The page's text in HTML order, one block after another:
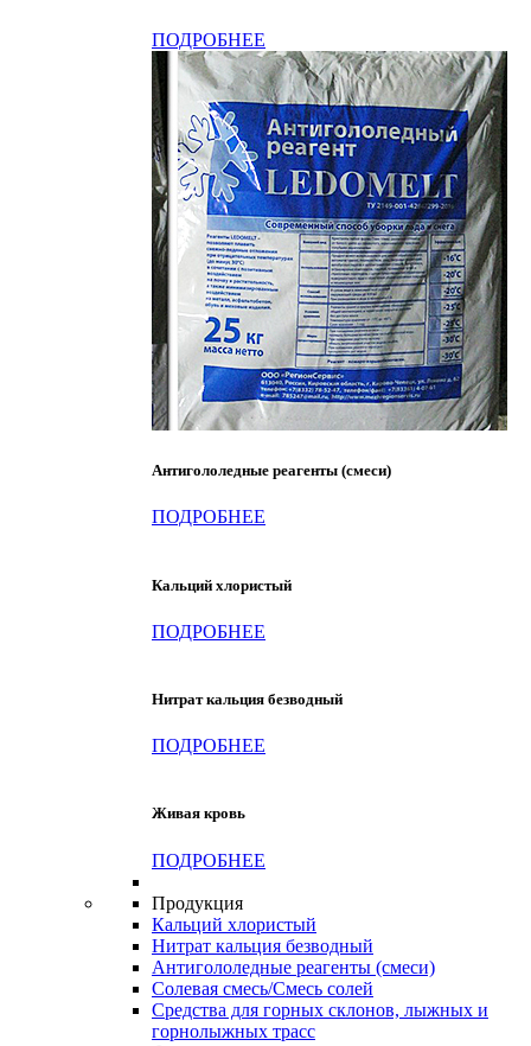
ПОДРОБНЕЕ
Антигололедные реагенты (смеси)
ПОДРОБНЕЕ
Кальций хлористый
ПОДРОБНЕЕ
Нитрат кальция безводный
ПОДРОБНЕЕ
Живая кровь
ПОДРОБНЕЕ
Продукция
Кальций хлористый
Нитрат кальция безводный
Антигололедные реагенты (смеси)
Солевая смесь/Смесь солей
Средства для горных склонов, лыжных и
горнолыжных трасс